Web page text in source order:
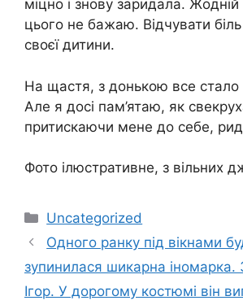
міцно і знову заридала. Жодній
цього не бажаю. Відчувати бiль
своєї дитини.
На щастя, з донькою все стало
Але я досі пам’ятаю, як
притискаючи мене до себе,
Фото ілюстративне, з вільних
Категорії
Uncategorized
Одного ранку під вікнами
зупинилася шикарна іномарка.
Ігор. У дорогому костюмі він